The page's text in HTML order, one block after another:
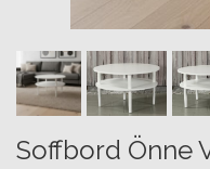
Soffbord Önne